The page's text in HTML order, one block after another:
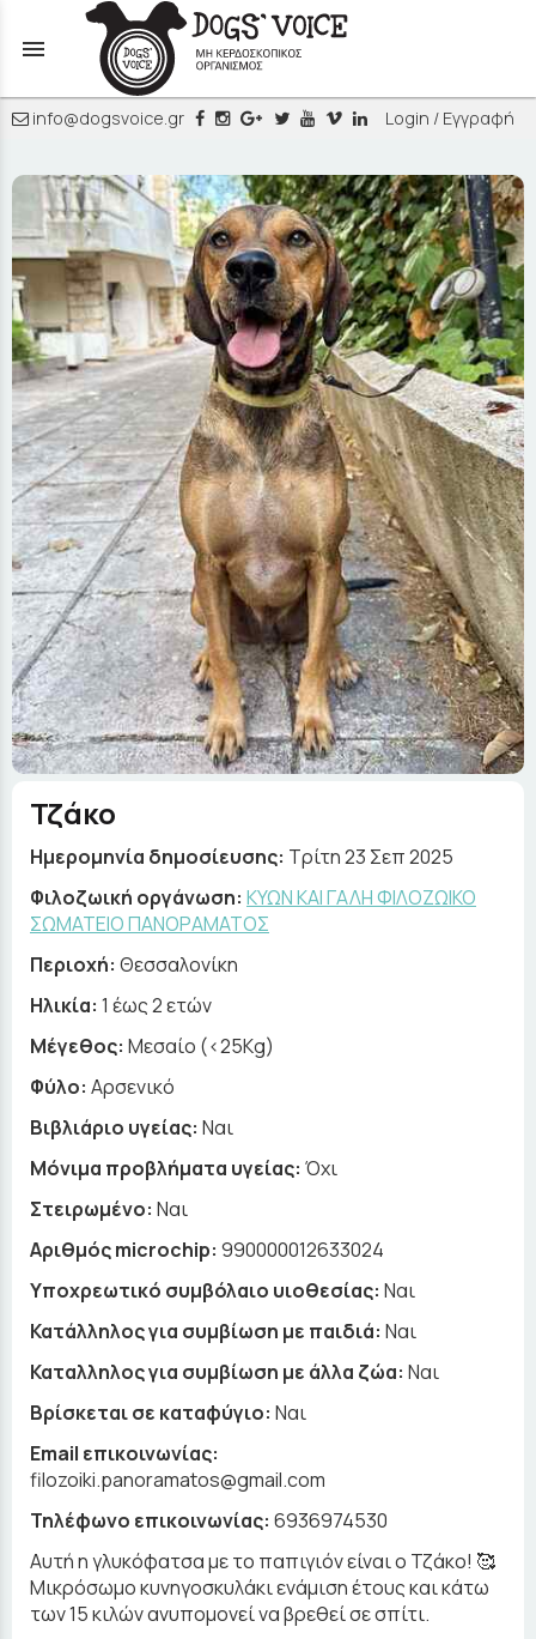
menu
info@dogsvoice.gr Login / Εγγραφή
Τζάκο
Ημερομηνία δημοσίευσης: Τρίτη 23 Σεπ 2025
Φιλοζωική οργάνωση: ΚΥΩΝ ΚΑΙ ΓΑΛΗ ΦΙΛΟΖΩΙΚΟ
ΣΩΜΑΤΕΙΟ ΠΑΝΟΡΑΜΑΤΟΣ
Περιοχή: Θεσσαλονίκη
Ηλικία: 1 έως 2 ετών
Μέγεθος: Μεσαίο (<25Kg)
Φύλο: Αρσενικό
Βιβλιάριο υγείας: Ναι
Μόνιμα προβλήματα υγείας: Όχι
Στειρωμένο: Ναι
Αριθμός microchip: 990000012633024
Υποχρεωτικό συμβόλαιο υιοθεσίας: Ναι
Κατάλληλος για συμβίωση με παιδιά: Ναι
Καταλληλος για συμβίωση με άλλα ζώα: Ναι
Βρίσκεται σε καταφύγιο: Ναι
Email επικοινωνίας:
filozoiki.panoramatos@gmail.com
Τηλέφωνο επικοινωνίας: 6936974530
Αυτή η γλυκόφατσα με το παπιγιόν είναι ο Τζάκο! 🥰
Μικρόσωμο κυνηγοσκυλάκι ενάμιση έτους και κάτω
των 15 κιλών ανυπομονεί να βρεθεί σε σπίτι.